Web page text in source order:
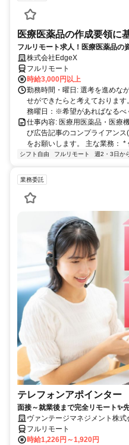
医療医薬品の作成要領に
フルリモート求人！医療医薬品の
株式会社EdgeX
フルリモート
時給3,000円以上
勤務時間・曜日: 選考を進めな
せができたらと考えておりま
務曜日：※希望があればなるべ
仕事内容: 医療用医薬品・医療
び広告記事のコンプライアン
をお願いします。 主な業務： *
シフト自由 フルリモート 週2・3日か
業務委託
テレフォンアポインター
面接～就業後まで完全リモート✨
ヴァンテージマネジメント株式
フルリモート
時給1,226円～1,920円